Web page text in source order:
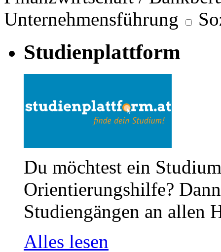
Unternehmensführung
Studienplattform
Du möchtest ein
Orientierungshilfe?
Studiengängen an allen
Alles lesen